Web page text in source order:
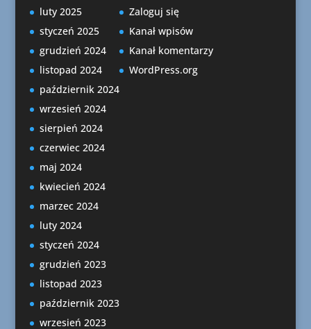
luty 2025
styczeń 2025
grudzień 2024
listopad 2024
październik 2024
wrzesień 2024
sierpień 2024
czerwiec 2024
maj 2024
kwiecień 2024
marzec 2024
luty 2024
styczeń 2024
grudzień 2023
listopad 2023
październik 2023
wrzesień 2023
Zaloguj się
Kanał wpisów
Kanał komentarzy
WordPress.org